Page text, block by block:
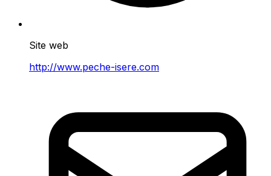
Site web
http://www.peche-isere.com